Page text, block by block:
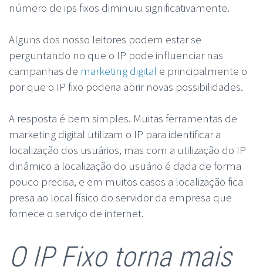
número de ips fixos diminuiu significativamente.
Alguns dos nosso leitores podem estar se
perguntando no que o IP pode influenciar nas
campanhas de marketing digital e principalmente o
por que o IP fixo poderia abrir novas possibilidades.
A resposta é bem simples. Muitas ferramentas de
marketing digital utilizam o IP para identificar a
localização dos usuários, mas com a utilização do IP
dinâmico a localização do usuário é dada de forma
pouco precisa, e em muitos casos a localização fica
presa ao local físico do servidor da empresa que
fornece o serviço de internet.
O IP Fixo torna mais